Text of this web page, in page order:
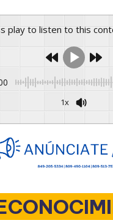
play to listen to this
1x